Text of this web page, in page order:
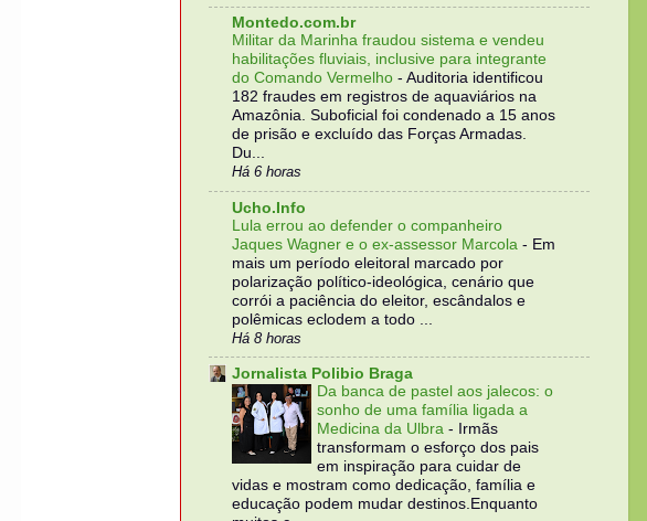
Montedo.com.br
Militar da Marinha fraudou sistema e vendeu
habilitações fluviais, inclusive para integrante
do Comando Vermelho - Auditoria identificou
182 fraudes em registros de aquaviários na
Amazônia. Suboficial foi condenado a 15 anos
de prisão e excluído das Forças Armadas.
Du...
Há 6 horas
Ucho.Info
Lula errou ao defender o companheiro
Jaques Wagner e o ex-assessor Marcola - Em
mais um período eleitoral marcado por
polarização político-ideológica, cenário que
corrói a paciência do eleitor, escândalos e
polêmicas eclodem a todo ...
Há 8 horas
Jornalista Polibio Braga
Da banca de pastel aos jalecos: o
sonho de uma família ligada a
Medicina da Ulbra - Irmãs
transformam o esforço dos pais
em inspiração para cuidar de
vidas e mostram como dedicação, família e
educação podem mudar destinos.Enquanto